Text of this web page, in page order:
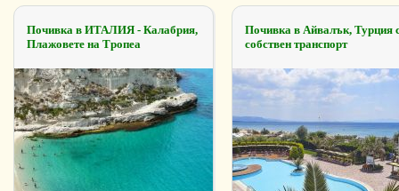
Почивка в ИТАЛИЯ - Калабрия,
Плажовете на Тропеа
Почивка в Айвалък, Турция
собствен транспорт